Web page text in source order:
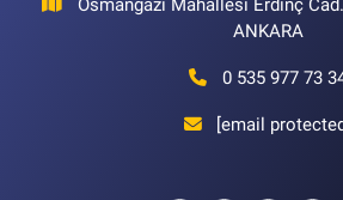
Osmangazi Mahallesi Erdinç
ANKARA
0 535 977 73
[email